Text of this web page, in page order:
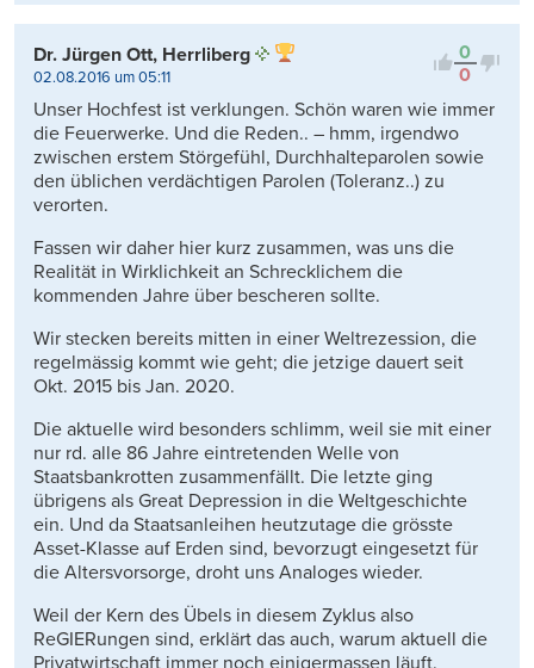
0
0
Dr. Jürgen Ott, Herrliberg
02.08.2016 um 05:11
Unser Hochfest ist verklungen. Schön waren wie immer
die Feuerwerke. Und die Reden.. – hmm, irgendwo
zwischen erstem Störgefühl, Durchhalteparolen sowie
den üblichen verdächtigen Parolen (Toleranz..) zu
verorten.
Fassen wir daher hier kurz zusammen, was uns die
Realität in Wirklichkeit an Schrecklichem die
kommenden Jahre über bescheren sollte.
Wir stecken bereits mitten in einer Weltrezession, die
regelmässig kommt wie geht; die jetzige dauert seit
Okt. 2015 bis Jan. 2020.
Die aktuelle wird besonders schlimm, weil sie mit einer
nur rd. alle 86 Jahre eintretenden Welle von
Staatsbankrotten zusammenfällt. Die letzte ging
übrigens als Great Depression in die Weltgeschichte
ein. Und da Staatsanleihen heutzutage die grösste
Asset-Klasse auf Erden sind, bevorzugt eingesetzt für
die Altersvorsorge, droht uns Analoges wieder.
Weil der Kern des Übels in diesem Zyklus also
ReGIERungen sind, erklärt das auch, warum aktuell die
Privatwirtschaft immer noch einigermassen läuft.